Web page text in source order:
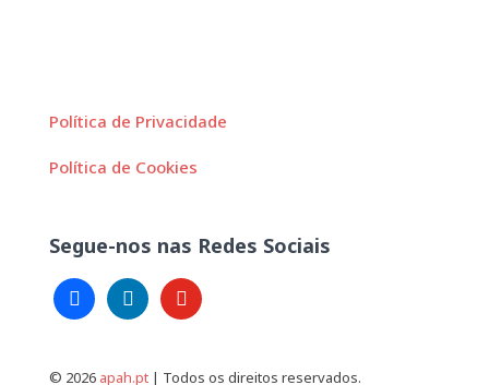
Política de Privacidade
Política de Cookies
Segue-nos nas Redes Sociais
facebooklinkedin youtube
© 2026 apah.pt | Todos os direitos reservados.